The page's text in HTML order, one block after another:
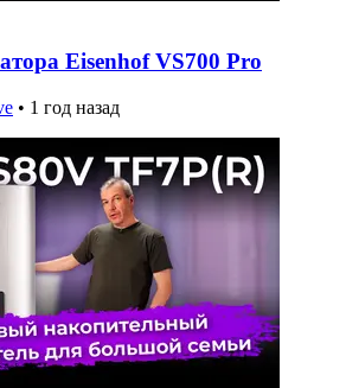
Eisenhof VS700 Pro
• 1 год назад